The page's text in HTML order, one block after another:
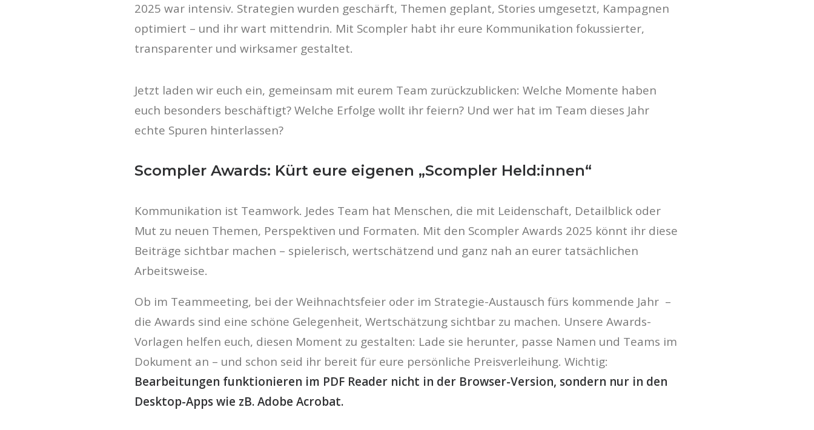
2025 war intensiv. Strategien wurden geschärft, Themen geplant, Stories umgesetzt, Kampagnen
optimiert – und ihr wart mittendrin. Mit Scompler habt ihr eure Kommunikation fokussierter,
transparenter und wirksamer gestaltet.
Jetzt laden wir euch ein, gemeinsam mit eurem Team zurückzublicken: Welche Momente haben
euch besonders beschäftigt? Welche Erfolge wollt ihr feiern? Und wer hat im Team dieses Jahr
echte Spuren hinterlassen?
Scompler Awards: Kürt eure eigenen „Scompler Held:innen“
Kommunikation ist Teamwork. Jedes Team hat Menschen, die mit Leidenschaft, Detailblick oder
Mut zu neuen Themen, Perspektiven und Formaten. Mit den Scompler Awards 2025 könnt ihr diese
Beiträge sichtbar machen – spielerisch, wertschätzend und ganz nah an eurer tatsächlichen
Arbeitsweise.
Ob im Teammeeting, bei der Weihnachtsfeier oder im Strategie-Austausch fürs kommende Jahr –
die Awards sind eine schöne Gelegenheit, Wertschätzung sichtbar zu machen. Unsere Awards-
Vorlagen helfen euch, diesen Moment zu gestalten: Lade sie herunter, passe Namen und Teams im
Dokument an – und schon seid ihr bereit für eure persönliche Preisverleihung. Wichtig:
Bearbeitungen funktionieren im PDF Reader nicht in der Browser-Version, sondern nur in den
Desktop-Apps wie zB. Adobe Acrobat.